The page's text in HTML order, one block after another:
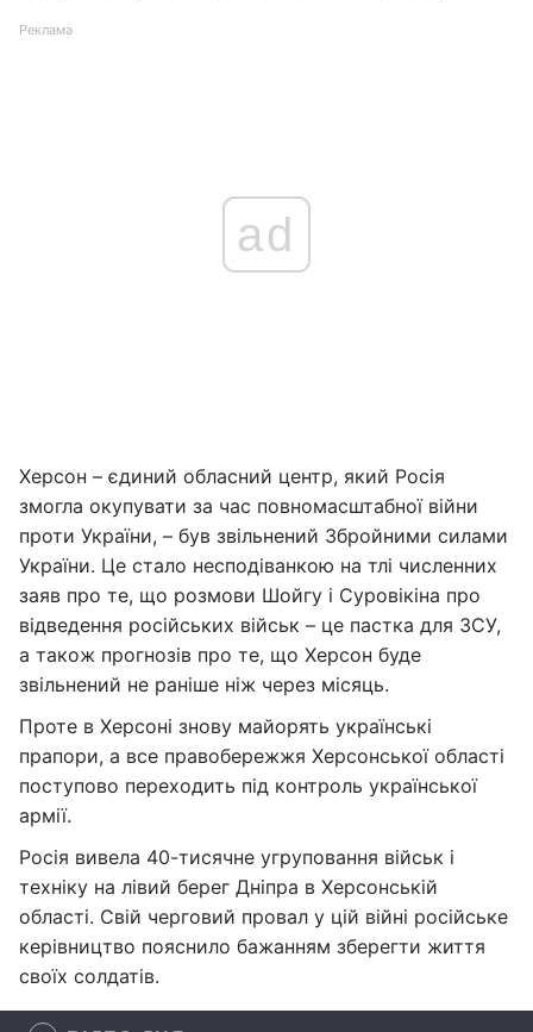
Реклама
ad
Херсон – єдиний обласний центр, який Росія
змогла окупувати за час повномасштабної війни
проти України, – був звільнений Збройними силами
України. Це стало несподіванкою на тлі численних
заяв про те, що розмови Шойгу і Суровікіна про
відведення російських військ – це пастка для ЗСУ,
а також прогнозів про те, що Херсон буде
звільнений не раніше ніж через місяць.
Проте в Херсоні знову майорять українські
прапори, а все правобережжя Херсонської області
поступово переходить під контроль української
армії.
Росія вивела 40-тисячне угруповання військ і
техніку на лівий берег Дніпра в Херсонській
області. Свій черговий провал у цій війні російське
керівництво пояснило бажанням зберегти життя
своїх солдатів.